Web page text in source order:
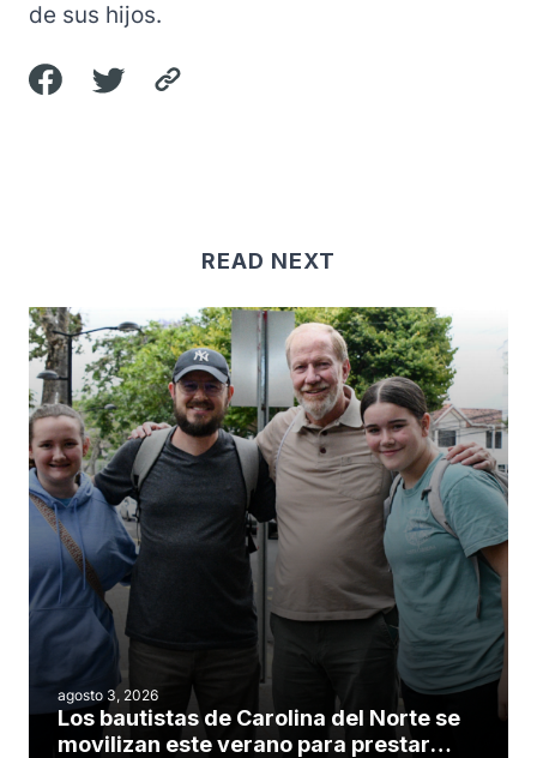
de sus hijos.
READ NEXT
agosto 3, 2026
Los bautistas de Carolina del Norte se
movilizan este verano para prestar